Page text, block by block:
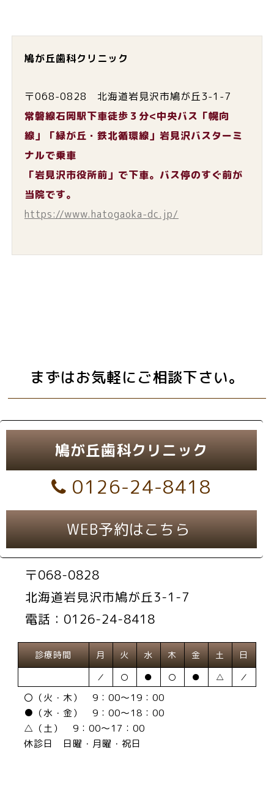
鳩が丘歯科クリニック
〒068-0828 北海道岩見沢市鳩が丘3-1-7
常磐線石岡駅下車徒歩３分<中央バス「幌向
線」「緑が丘・鉄北循環線」岩見沢バスターミ
ナルで乗車
「岩見沢市役所前」で下車。バス停のすぐ前が
当院です。
https://www.hatogaoka-dc.jp/
まずはお気軽にご相談下さい。
鳩が丘歯科クリニック
0126-24-8418
WEB予約はこちら
〒068-0828
北海道岩見沢市鳩が丘3-1-7
電話：0126-24-8418
診療時間 月 火 水 木 金 土 日
／ 〇 ● 〇 ● △ ／
〇（火・木） 9：00～19：00
●（水・金） 9：00～18：00
△（土） 9：00～17：00
休診日 日曜・月曜・祝日